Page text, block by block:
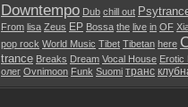
Downtempo Dub chill out
From lisa Zeus EP Bossa the live in OF
pop rock World Music Tibet Tibetan here
trance Breaks Dream Vocal House Erotic
олег Ovnimoon Funk Suomi транс